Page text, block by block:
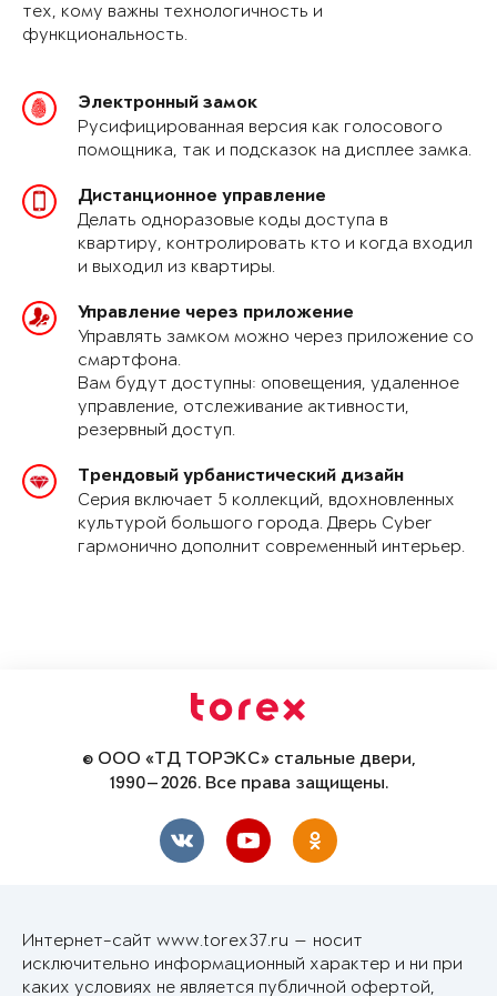
тех, кому важны технологичность и
функциональность.
Электронный замок
Русифицированная версия как голосового
помощника, так и подсказок на дисплее замка.
Дистанционное управление
Делать одноразовые коды доступа в
квартиру, контролировать кто и когда входил
и выходил из квартиры.
Управление через приложение
Управлять замком можно через приложение со
смартфона.
Вам будут доступны: оповещения, удаленное
управление, отслеживание активности,
резервный доступ.
Трендовый урбанистический дизайн
Серия включает 5 коллекций, вдохновленных
культурой большого города. Дверь Cyber
гармонично дополнит современный интерьер.
© ООО «ТД ТОРЭКС» стальные двери,
1990—2026. Все права защищены.
Интернет-сайт www.torex37.ru — носит
исключительно информационный характер и ни при
каких условиях не является публичной офертой,